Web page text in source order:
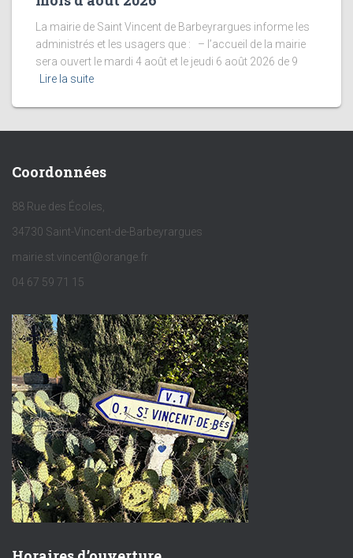
La mairie de Saint Vincent de Barbeyrargues informe les
administrés et les usagers que : – l’accueil de la mairie
sera ouvert le mardi 4 août et le jeudi 6 août 2026 de 9
Lire la suite
Coordonnées
88 Rue des Écoles,
34730 Saint-Vincent-de-Barbeyrargues
mairie.st.vincent@orange.fr
04 67 59 71 15